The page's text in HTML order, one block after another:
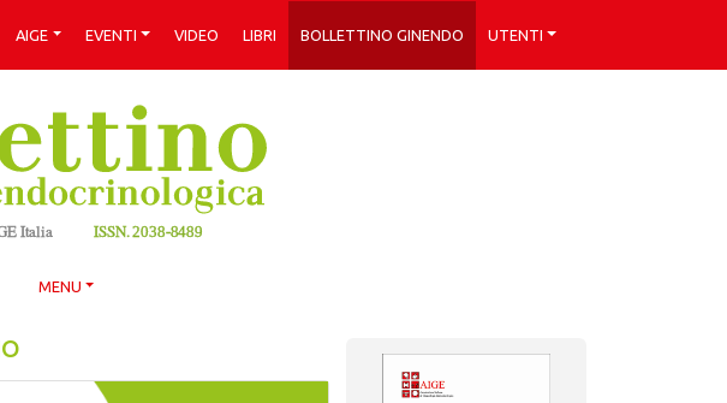
AIGE EVENTI VIDEO LIBRI BOLLETTINO GINENDO UTENTI
MENU